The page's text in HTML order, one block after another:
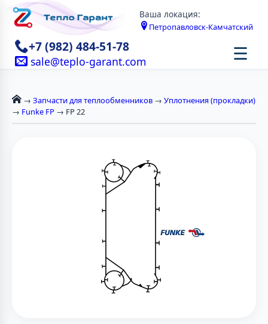
Ваша локация:
Петропавловск-Камчатский
+7 (982) 484-51-78
sale@teplo-garant.com ☰
→ Запчасти для теплообменников → Уплотнения (прокладки)
→ Funke FP → FP 22